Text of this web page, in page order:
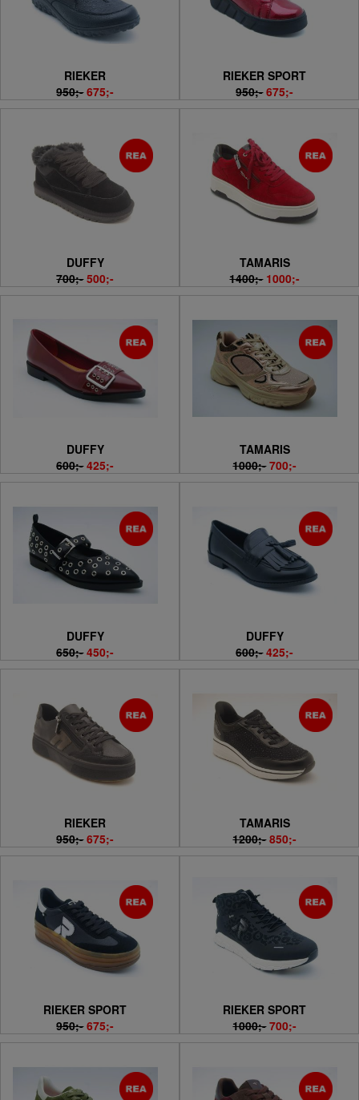
RIEKER
950;- 675;-
RIEKER SPORT
950;- 675;-
DUFFY
700;- 500;-
TAMARIS
1400;- 1000;-
DUFFY
600;- 425;-
TAMARIS
1000;- 700;-
DUFFY
650;- 450;-
DUFFY
600;- 425;-
RIEKER
950;- 675;-
TAMARIS
1200;- 850;-
RIEKER SPORT
950;- 675;-
RIEKER SPORT
1000;- 700;-